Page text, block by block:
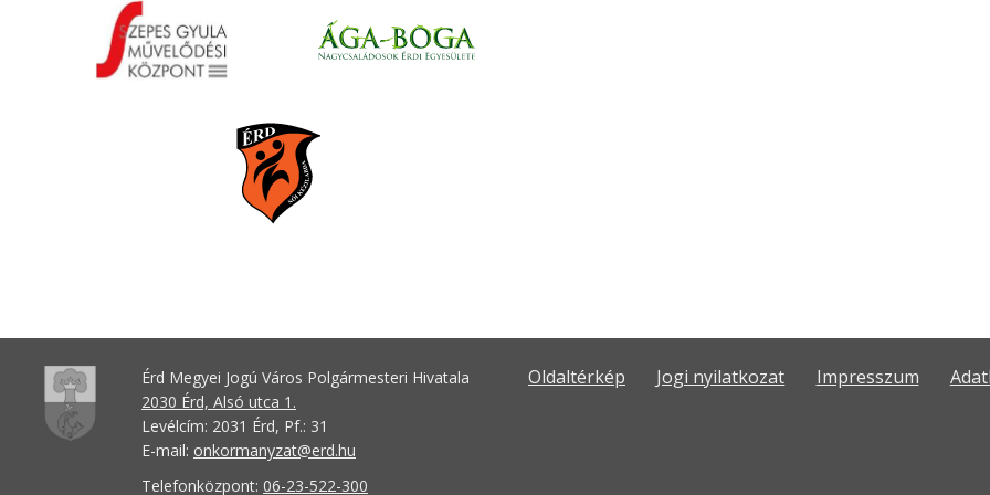
Érd Megyei Jogú Város Polgármesteri Hivatala
2030 Érd, Alsó utca 1.
Levélcím: 2031 Érd, Pf.: 31
E-mail: onkormanyzat@erd.hu
Telefonközpont: 06-23-522-300
Oldaltérkép Jogi nyilatkozat Impresszum